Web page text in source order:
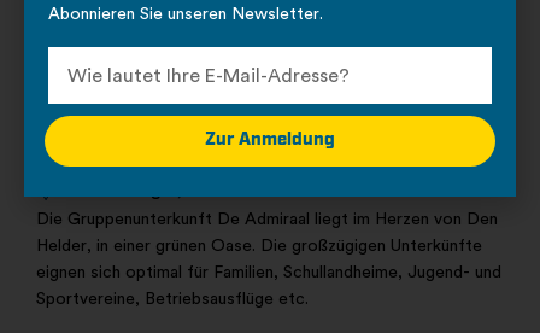
De Admiraal
Die Gruppenunterkunft De Admiraal liegt im Herzen von Den
Helder, in einer grünen Oase. Die großzügigen Unterkünfte
eignen sich optimal für Familien, Schullandheime, Jugend- und
Sportvereine, Betriebsausflüge etc.
Abonnieren Sie unseren Newsletter.
Zur Anmeldung